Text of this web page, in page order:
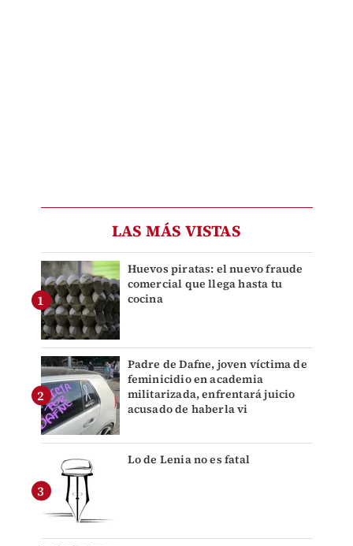
LAS MÁS VISTAS
Huevos piratas: el nuevo fraude
comercial que llega hasta tu
cocina
Padre de Dafne, joven víctima de
feminicidio en academia
militarizada, enfrentará juicio
acusado de haberla vi
Lo de Lenia no es fatal